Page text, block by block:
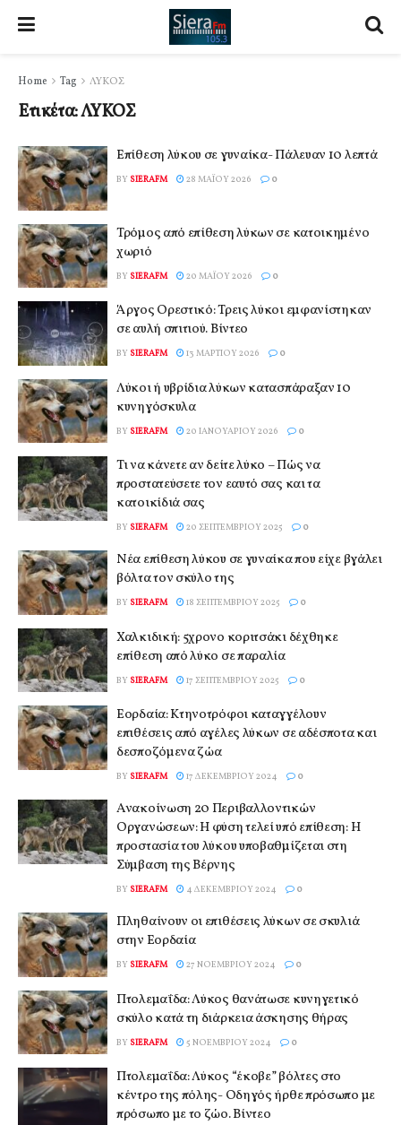
Home Tag ΛΥΚΟΣ
Ετικέτα:ΛΥΚΟΣ
Επίθεση λύκου σε γυναίκα- Πάλευαν 10 λεπτά
BY SIERAFM 28 ΜΑΪ́ΟΥ 2026 0
Τρόμος από επίθεση λύκων σε κατοικημένο
χωριό
BY SIERAFM 20 ΜΑΪ́ΟΥ 2026 0
Άργος Ορεστικό: Τρεις λύκοι εμφανίστηκαν
σε αυλή σπιτιού. Βίντεο
BY SIERAFM 13 ΜΑΡΤΊΟΥ 2026 0
Λύκοι ή υβρίδια λύκων κατασπάραξαν 10
κυνηγόσκυλα
BY SIERAFM 20 ΙΑΝΟΥΑΡΊΟΥ 2026 0
Τι να κάνετε αν δείτε λύκο – Πώς να
προστατεύσετε τον εαυτό σας και τα
κατοικίδιά σας
BY SIERAFM 20 ΣΕΠΤΕΜΒΡΊΟΥ 2025 0
Νέα επίθεση λύκου σε γυναίκα που είχε βγάλει
βόλτα τον σκύλο της
BY SIERAFM 18 ΣΕΠΤΕΜΒΡΊΟΥ 2025 0
Χαλκιδική: 5χρονο κοριτσάκι δέχθηκε
επίθεση από λύκο σε παραλία
BY SIERAFM 17 ΣΕΠΤΕΜΒΡΊΟΥ 2025 0
Εορδαία: Κτηνοτρόφοι καταγγέλουν
επιθέσεις από αγέλες λύκων σε αδέσποτα και
δεσποζόμενα ζώα
BY SIERAFM 17 ΔΕΚΕΜΒΡΊΟΥ 2024 0
Ανακοίνωση 20 Περιβαλλοντικών
Οργανώσεων: Η φύση τελεί υπό επίθεση: Η
προστασία του λύκου υποβαθμίζεται στη
Σύμβαση της Βέρνης
BY SIERAFM 4 ΔΕΚΕΜΒΡΊΟΥ 2024 0
Πληθαίνουν οι επιθέσεις λύκων σε σκυλιά
στην Εορδαία
BY SIERAFM 27 ΝΟΕΜΒΡΊΟΥ 2024 0
Πτολεμαΐδα: Λύκος θανάτωσε κυνηγετικό
σκύλο κατά τη διάρκεια άσκησης θήρας
BY SIERAFM 5 ΝΟΕΜΒΡΊΟΥ 2024 0
Πτολεμαΐδα: Λύκος “έκοβε” βόλτες στο
κέντρο της πόλης- Οδηγός ήρθε πρόσωπο με
πρόσωπο με το ζώο. Βίντεο